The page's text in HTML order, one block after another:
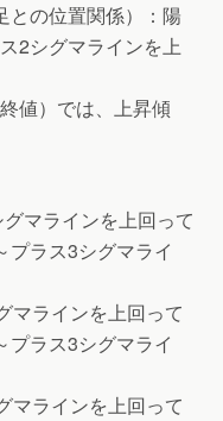
との位置関係）：陽
2シグマラインを上
値）では、上昇傾
マラインを上回って
プラス3シグマライ
マラインを上回って
プラス3シグマライ
マラインを上回って